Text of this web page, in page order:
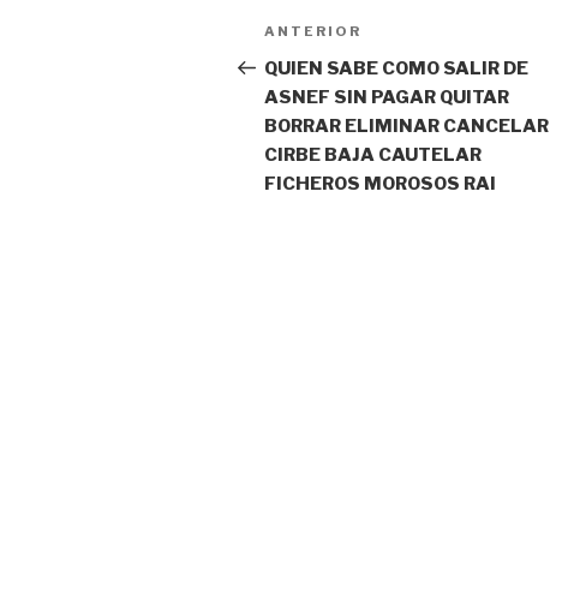
Navegación
de
entradas
Entrada
anterior:
ANTERIOR
QUIEN SABE COMO SALIR DE
ASNEF SIN PAGAR QUITAR
BORRAR ELIMINAR CANCELAR
CIRBE BAJA CAUTELAR
FICHEROS MOROSOS RAI